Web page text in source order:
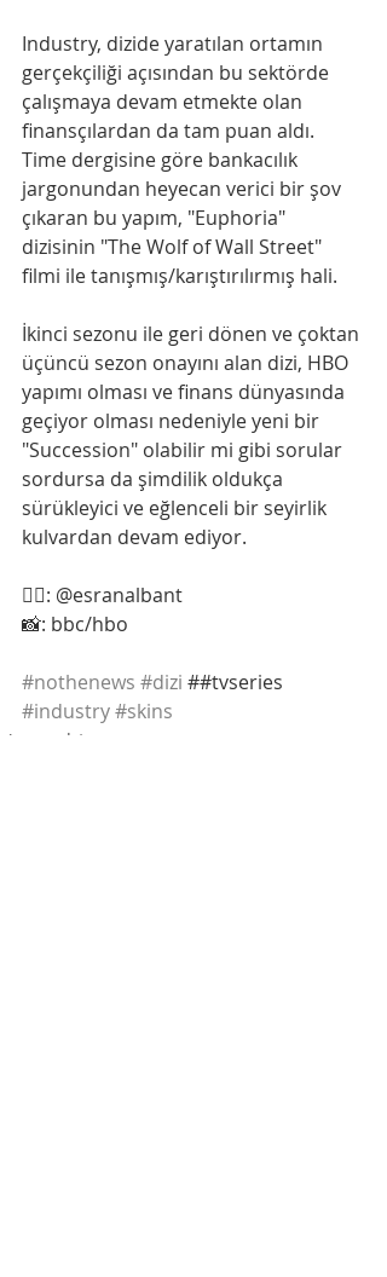
Industry, dizide yaratılan ortamın
gerçekçiliği açısından bu sektörde
çalışmaya devam etmekte olan
finansçılardan da tam puan aldı.
Time dergisine göre bankacılık
jargonundan heyecan verici bir şov
çıkaran bu yapım, "Euphoria"
dizisinin "The Wolf of Wall Street"
filmi ile tanışmış/karıştırılırmış hali.
İkinci sezonu ile geri dönen ve çoktan
üçüncü sezon onayını alan dizi, HBO
yapımı olması ve finans dünyasında
geçiyor olması nedeniyle yeni bir
"Succession" olabilir mi gibi sorular
sordursa da şimdilik oldukça
sürükleyici ve eğlenceli bir seyirlik
kulvardan devam ediyor.
✍🏼: @esranalbant
📸: bbc/hbo
#nothenews #dizi ##tvseries
#industry#skins
sinema | tv